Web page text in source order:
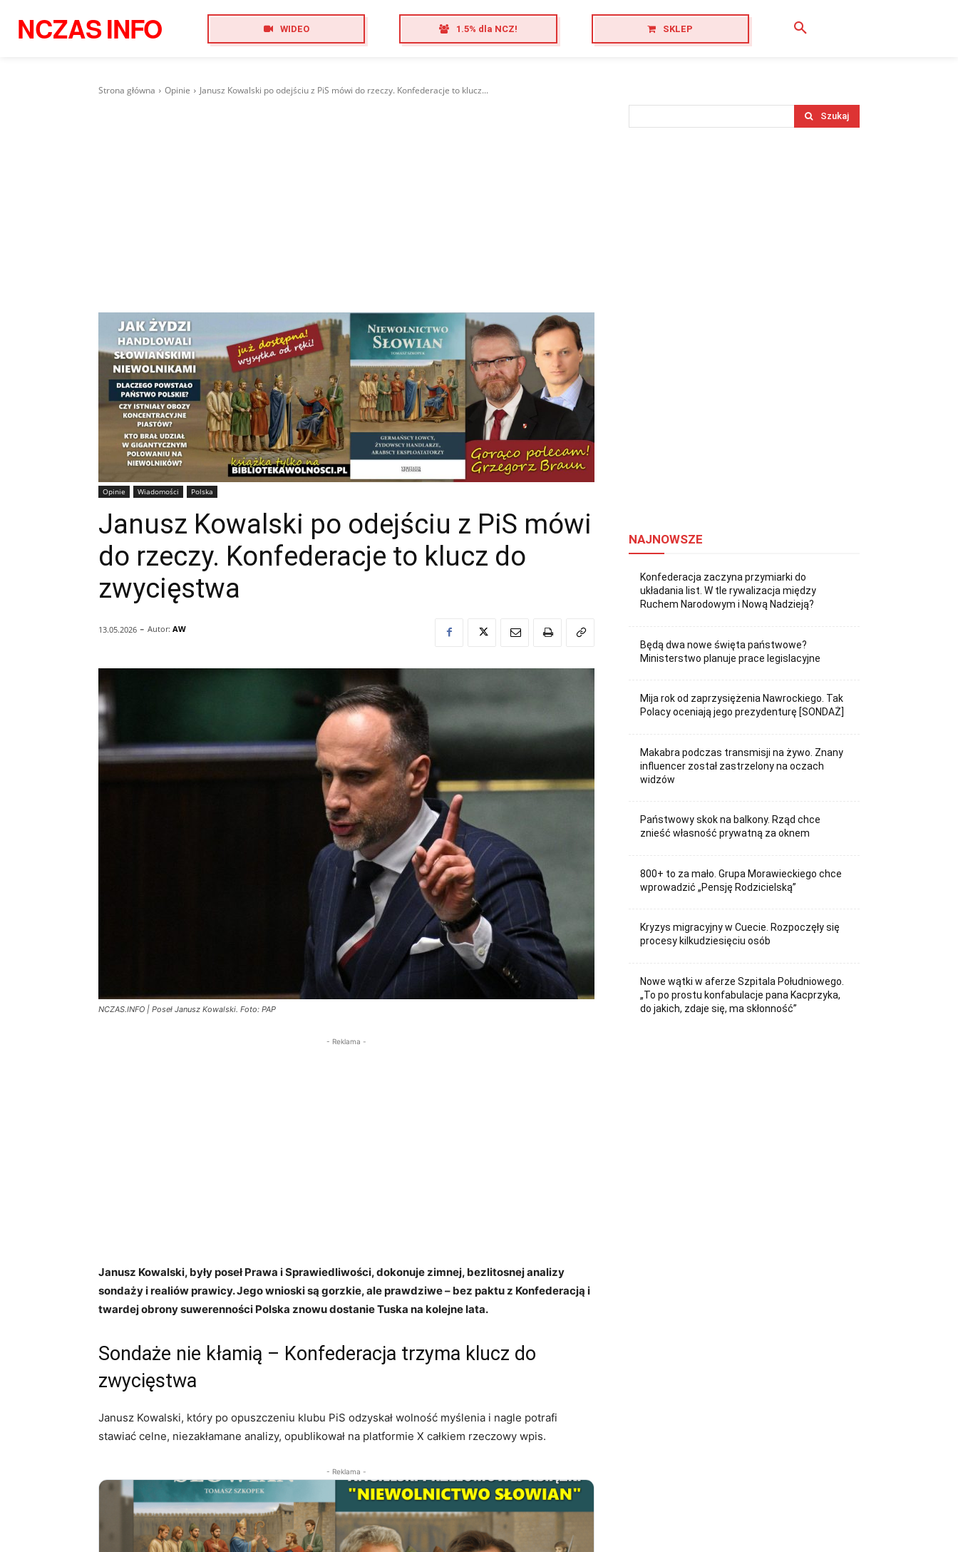
NCZASINFO WIDEO 1.5% dla NCZ! SKLEP
Strona główna Opinie Janusz Kowalski po odejściu z PiS mówi do rzeczy. Konfederacje to klucz...
Opinie Wiadomości Polska
Janusz Kowalski po odejściu z PiS mówi
do rzeczy. Konfederacje to klucz do
zwycięstwa
13.05.2026 - Autor: AW
NCZAS.INFO | Poseł Janusz Kowalski. Foto: PAP
- Reklama -
Janusz Kowalski, były poseł Prawa i Sprawiedliwości, dokonuje zimnej, bezlitosnej analizy
sondaży i realiów prawicy. Jego wnioski są gorzkie, ale prawdziwe – bez paktu z Konfederacją i
twardej obrony suwerenności Polska znowu dostanie Tuska na kolejne lata.
Sondaże nie kłamią – Konfederacja trzyma klucz do
zwycięstwa
Janusz Kowalski, który po opuszczeniu klubu PiS odzyskał wolność myślenia i nagle potrafi
stawiać celne, niezakłamane analizy, opublikował na platformie X całkiem rzeczowy wpis.
- Reklama -
Szukaj
NAJNOWSZE
Konfederacja zaczyna przymiarki do
układania list. W tle rywalizacja między
Ruchem Narodowym i Nową Nadzieją?
Będą dwa nowe święta państwowe?
Ministerstwo planuje prace legislacyjne
Mija rok od zaprzysiężenia Nawrockiego. Tak
Polacy oceniają jego prezydenturę [SONDAŻ]
Makabra podczas transmisji na żywo. Znany
influencer został zastrzelony na oczach
widzów
Państwowy skok na balkony. Rząd chce
znieść własność prywatną za oknem
800+ to za mało. Grupa Morawieckiego chce
wprowadzić „Pensję Rodzicielską”
Kryzys migracyjny w Cuecie. Rozpoczęły się
procesy kilkudziesięciu osób
Nowe wątki w aferze Szpitala Południowego.
„To po prostu konfabulacje pana Kacprzyka,
do jakich, zdaje się, ma skłonność”